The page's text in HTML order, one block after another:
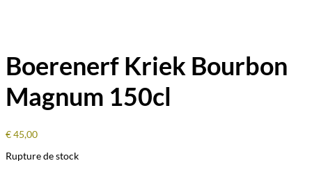
Boerenerf Kriek Bourbon
Magnum 150cl
€45,00
Rupture de stock